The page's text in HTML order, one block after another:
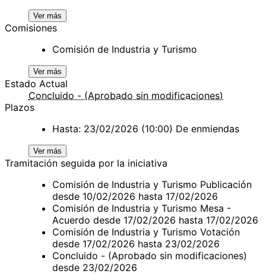
Ver más
Comisiones
Comisión de Industria y Turismo
Ver más
Estado Actual
Concluido - (Aprobado sin modificaciones)
Plazos
Hasta: 23/02/2026 (10:00) De enmiendas
Ver más
Tramitación seguida por la iniciativa
Comisión de Industria y Turismo Publicación
desde 10/02/2026 hasta 17/02/2026
Comisión de Industria y Turismo Mesa -
Acuerdo desde 17/02/2026 hasta 17/02/2026
Comisión de Industria y Turismo Votación
desde 17/02/2026 hasta 23/02/2026
Concluido - (Aprobado sin modificaciones)
desde 23/02/2026